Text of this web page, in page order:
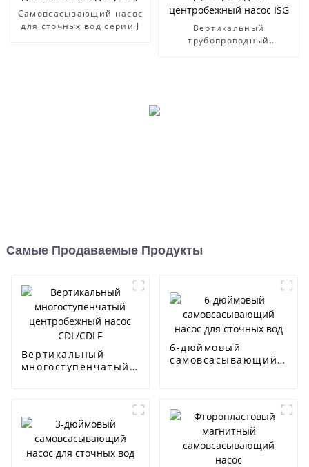
Самовсасывающий насос
для сточных вод серии J
Вертикальный
трубопроводный
Самые Продаваемые Продукты
Вертикальный
многоступенчатый
6-дюймовый
самовсасывающий